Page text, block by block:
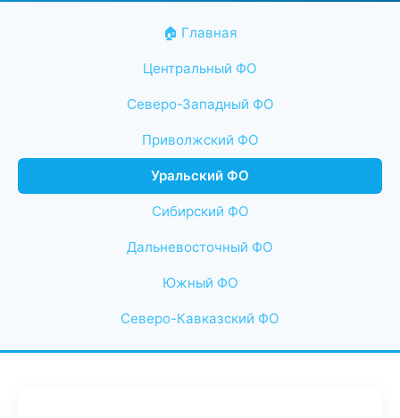
🏠 Главная
Центральный ФО
Северо-Западный ФО
Приволжский ФО
Уральский ФО
Сибирский ФО
Дальневосточный ФО
Южный ФО
Северо-Кавказский ФО